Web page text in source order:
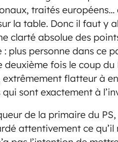
traités européens…
la table. Donc il faut y
clarté absolue des
plus personne dans ce
deuxième fois le coup du
extrêmement flatteur à
sont exactement à
de la primaire du PS,
attentivement ce qu’il